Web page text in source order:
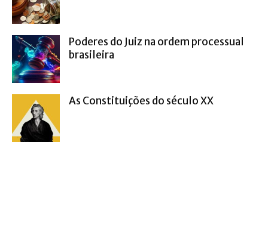
Poderes do Juiz na ordem processual
brasileira
As Constituições do século XX